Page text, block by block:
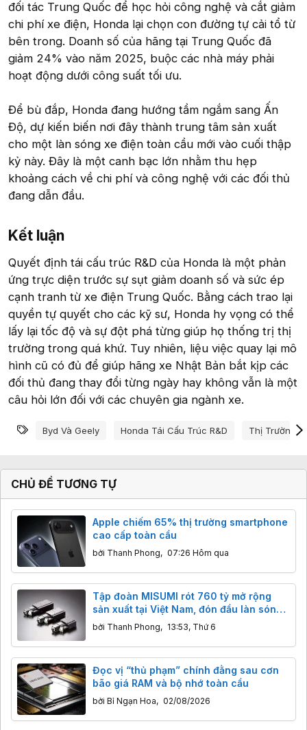
đối tác Trung Quốc để học hỏi công nghệ và cắt giảm
chi phí xe điện, Honda lại chọn con đường tự cải tổ từ
bên trong. Doanh số của hãng tại Trung Quốc đã
giảm 24% vào năm 2025, buộc các nhà máy phải
hoạt động dưới công suất tối ưu.
Để bù đắp, Honda đang hướng tầm ngắm sang Ấn
Độ, dự kiến biến nơi đây thành trung tâm sản xuất
cho một làn sóng xe điện toàn cầu mới vào cuối thập
kỷ này. Đây là một canh bạc lớn nhằm thu hẹp
khoảng cách về chi phí và công nghệ với các đối thủ
đang dẫn đầu.
Kết luận​
Quyết định tái cấu trúc R&D của Honda là một phản
ứng trực diện trước sự sụt giảm doanh số và sức ép
cạnh tranh từ xe điện Trung Quốc. Bằng cách trao lại
quyền tự quyết cho các kỹ sư, Honda hy vọng có thể
lấy lại tốc độ và sự đột phá từng giúp họ thống trị thị
trường trong quá khứ. Tuy nhiên, liệu việc quay lại mô
hình cũ có đủ để giúp hãng xe Nhật Bản bắt kịp các
đối thủ đang thay đổi từng ngày hay không vẫn là một
câu hỏi lớn đối với các chuyên gia ngành xe.
Từ khóa
Byd Và Geely Honda Tái Cấu Trúc R&d Thị Trường
CHỦ ĐỀ TƯƠNG TỰ
Apple chiếm 65% thị trường smartphone
cao cấp toàn cầu
bởi Thanh Phong, 07:26 Hôm qua
Tập đoàn MISUMI rót 760 tỷ mở rộng
sản xuất tại Việt Nam, đón đầu làn sóng
AI và robot toàn cầu
bởi Thanh Phong, 13:53, Thứ 6
Đọc vị “thủ phạm” chính đằng sau cơn
bão giá RAM và bộ nhớ toàn cầu
bởi Bỉ Ngạn Hoa, 02/08/2026